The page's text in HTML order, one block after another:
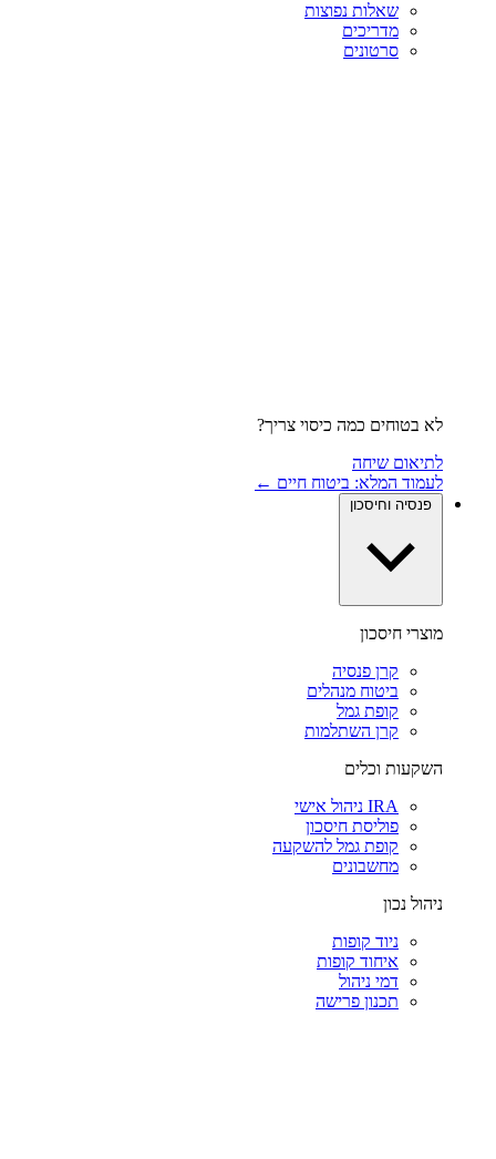
שאלות נפוצות
מדריכים
סרטונים
לא בטוחים כמה כיסוי צריך?
לתיאום שיחה
לעמוד המלא: ביטוח חיים ←
פנסיה וחיסכון
מוצרי חיסכון
קרן פנסיה
ביטוח מנהלים
קופת גמל
קרן השתלמות
השקעות וכלים
IRA ניהול אישי
פוליסת חיסכון
קופת גמל להשקעה
מחשבונים
ניהול נכון
ניוד קופות
איחוד קופות
דמי ניהול
תכנון פרישה